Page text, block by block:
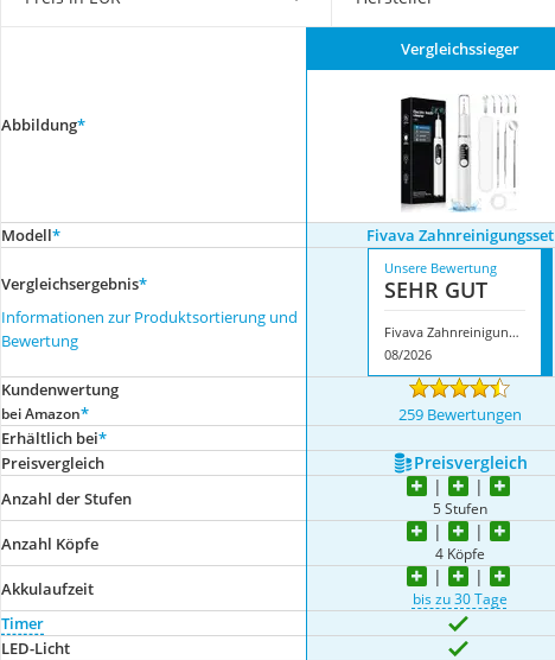
Mineralfutter Pferd
Massagegerät
Abbildung*
Vergleichssieger
Modell* Fivava Zahnreinigungsset
Vergleichsergebnis*
Informationen zur Produktsortierung und
Bewertung
Unsere Bewertung
SEHR GUT
Fivava Zahnreinigungsset
08/2026
Kundenwertung
bei Amazon* 259 Bewertungen
Erhältlich bei*
Preis­vergleich
Preis­vergleich
Anzahl der Stufen 5 Stufen
Anzahl Köpfe 4 Köpfe
Akkulaufzeit bis zu 30 Tage
Timer
LED-Licht